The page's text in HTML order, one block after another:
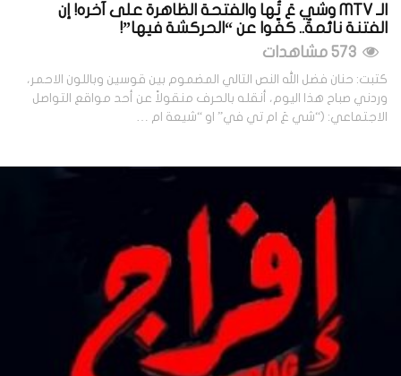
الـ MTV وشي عَ تُها والفتحة الظاهرة على آخره! إن
الفتنة نائمةٌ.. كفّوا عن “الحركشة فيها”!
كتبت: حنان فضل الله النص التالي المضموم بين قوسين وباللون الاحمر،
وردني صباح هذا اليوم، أنقله بالحرف منقولاً عن أحد مواقع التواصل
الاجتماعي: (“شي عَ ام تي في” او “شيعة ام …